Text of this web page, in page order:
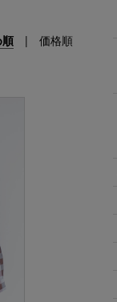
| 価格順